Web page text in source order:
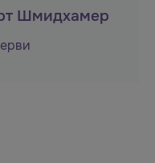
Шмидхамер